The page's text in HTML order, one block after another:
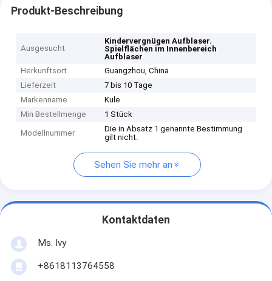
Produkt-Beschreibung
Ausgesucht
Kindervergnügen Aufblaser,
Spielflächen im Innenbereich
Aufblaser
Herkunftsort
Guangzhou, China
Lieferzeit
7 bis 10 Tage
Markenname
Kule
Min Bestellmenge
1 Stück
Modellnummer
Die in Absatz 1 genannte Bestimmung
gilt nicht.
Sehen Sie mehr an
Kontaktdaten
Ms. Ivy
+8618113764558